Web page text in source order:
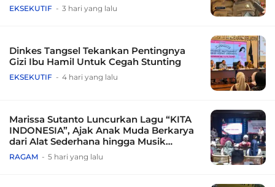
EKSEKUTIF 3 hari yang lalu
Dinkes Tangsel Tekankan Pentingnya
Gizi Ibu Hamil Untuk Cegah Stunting
EKSEKUTIF 4 hari yang lalu
Marissa Sutanto Luncurkan Lagu “KITA
INDONESIA”, Ajak Anak Muda Berkarya
dari Alat Sederhana hingga Musik
Tradisional
RAGAM 5 hari yang lalu